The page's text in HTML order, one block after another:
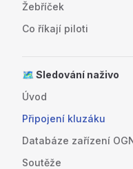
Žebříček
Co říkají piloti
🗺️ Sledování naživo
Úvod
Připojení kluzáku
Databáze zařízení
Soutěže